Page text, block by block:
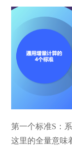
第一个标准S：
这里的全量意味